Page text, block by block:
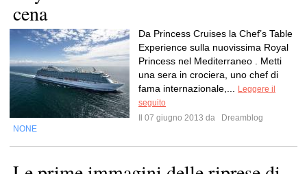
cena
Da Princess Cruises la Chef’s Table
Experience sulla nuovissima Royal
Princess nel Mediterraneo . Metti
una sera in crociera, uno chef di
fama internazionale,...
Leggere il
seguito
Il 07 giugno 2013 da
Dreamblog
NONE